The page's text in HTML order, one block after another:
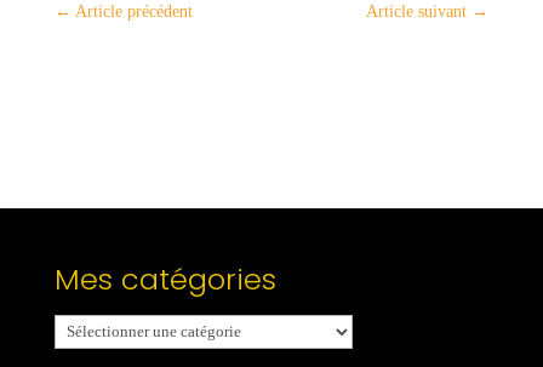
← Article précédent Article suivant →
Mes catégories
Mes
catégories